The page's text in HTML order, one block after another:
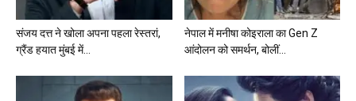
संजय दत्त ने खोला अपना पहला रेस्तरां,
ग्रैंड हयात मुंबई में...
नेपाल में मनीषा कोइराला का Gen Z
आंदोलन को समर्थन, बोलीं...